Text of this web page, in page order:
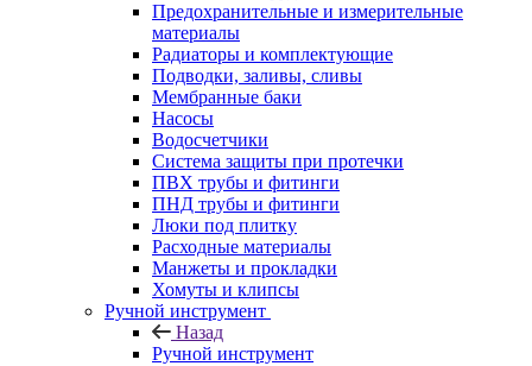
Предохранительные и измерительные
материалы
Радиаторы и комплектующие
Подводки, заливы, сливы
Мембранные баки
Насосы
Водосчетчики
Система защиты при протечки
ПВХ трубы и фитинги
ПНД трубы и фитинги
Люки под плитку
Расходные материалы
Манжеты и прокладки
Хомуты и клипсы
Ручной инструмент
Назад
Ручной инструмент